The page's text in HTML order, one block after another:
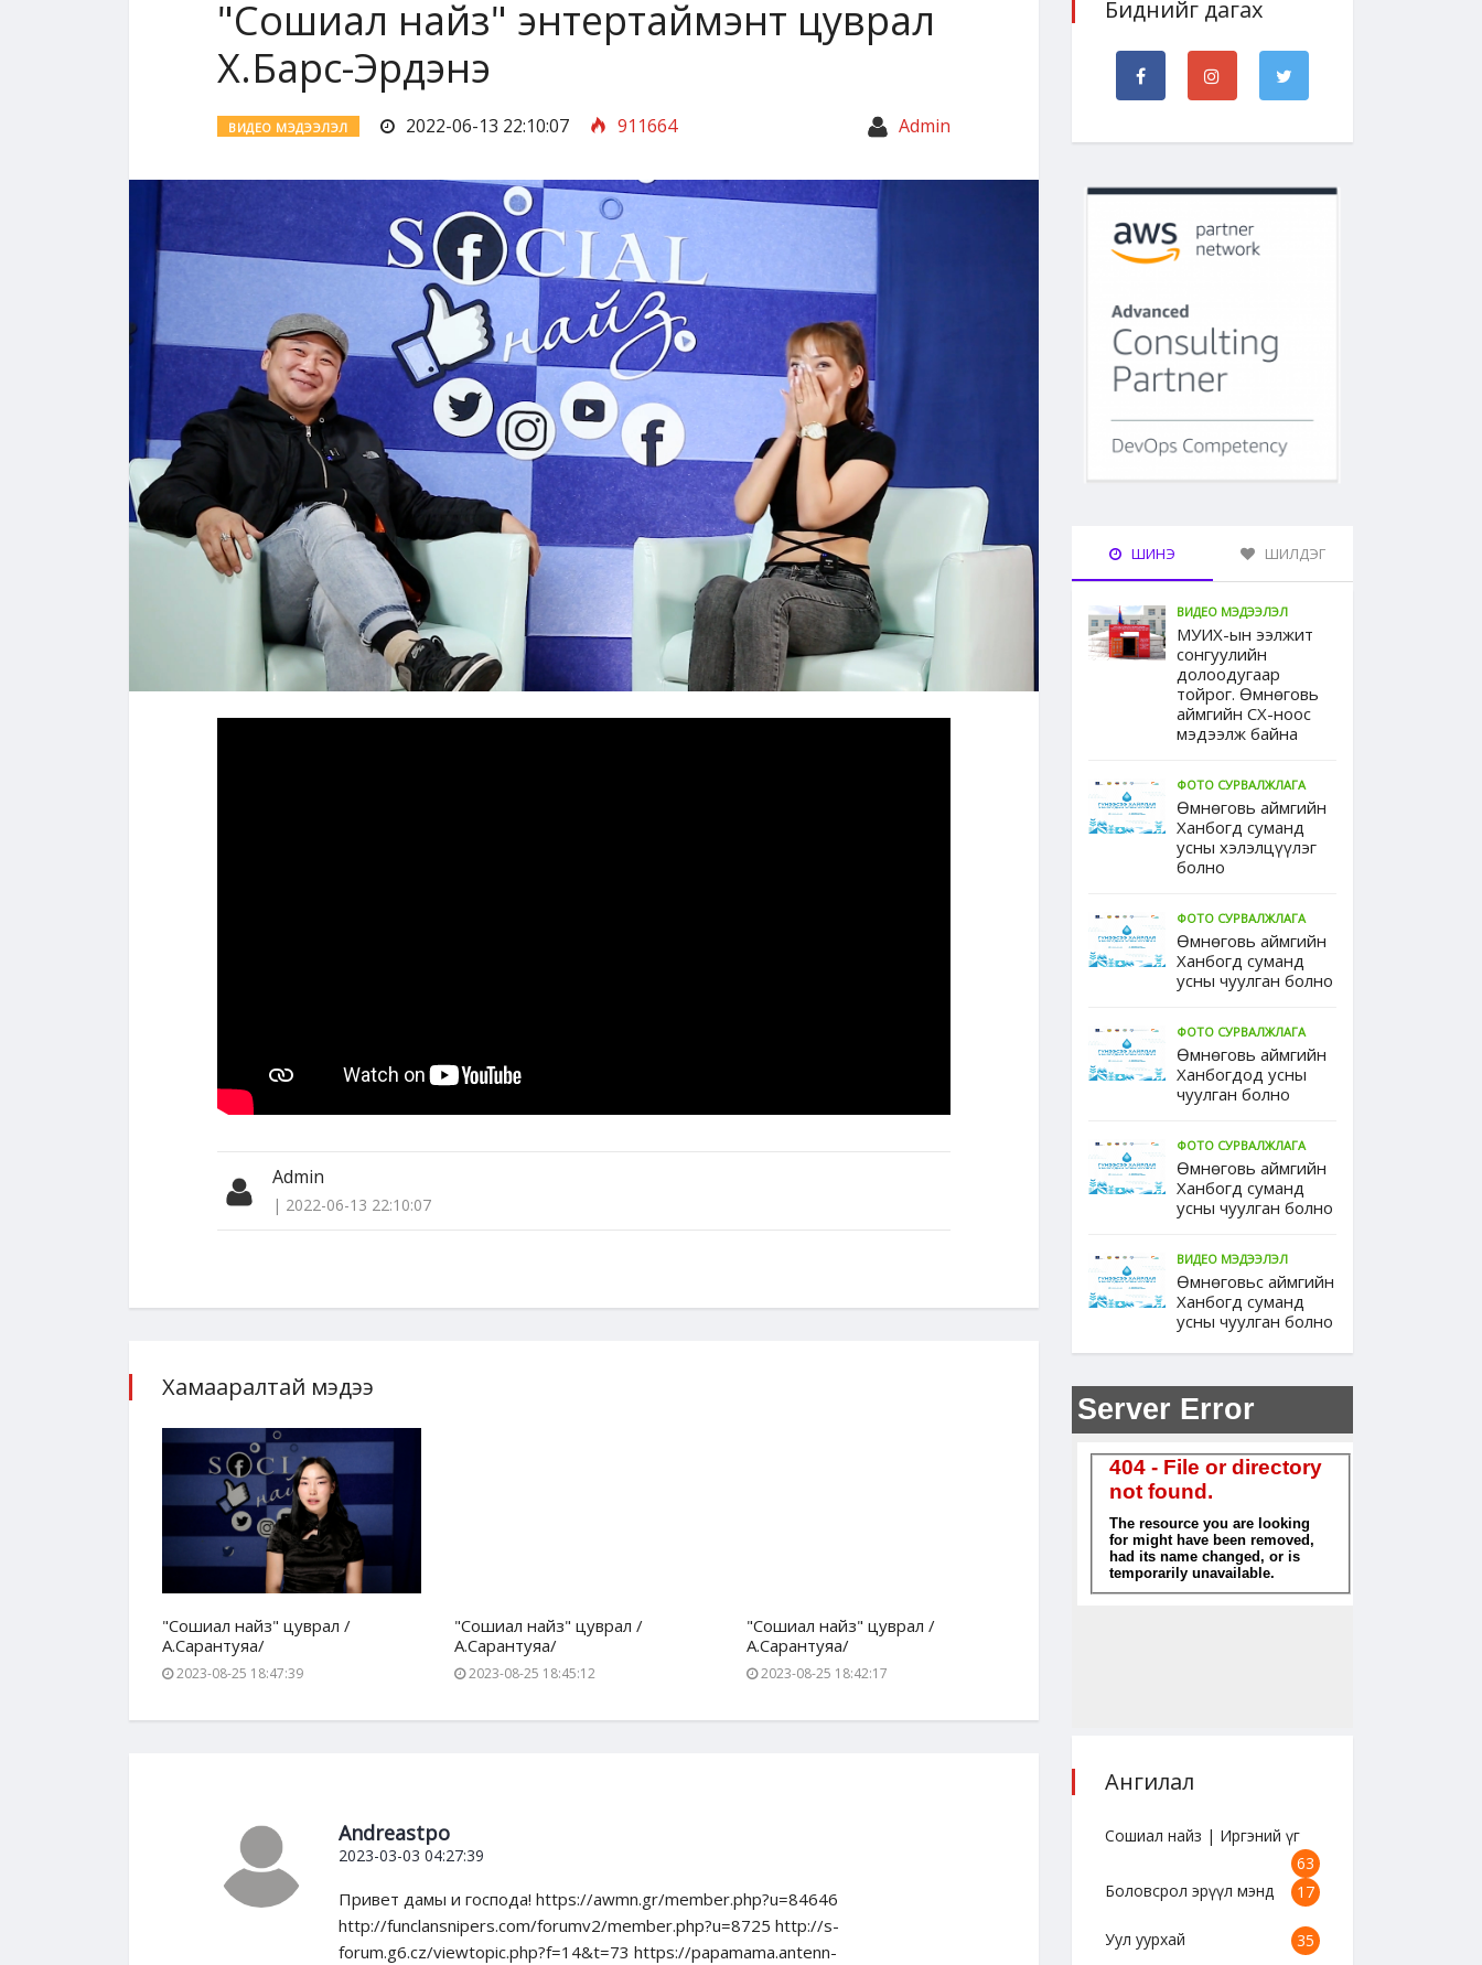
"Сошиал найз" энтертаймэнт цуврал
Х.Барс-Эрдэнэ
ВИДЕО МЭДЭЭЛЭЛ 2022-06-13 22:10:07 911664 Admin
Admin
| 2022-06-13 22:10:07
Хамааралтай мэдээ
"Сошиал найз" цуврал /
А.Сарантуяа/
2023-08-25 18:47:39
"Сошиал найз" цуврал /
А.Сарантуяа/
2023-08-25 18:45:12
"Сошиал найз" цуврал /
А.Сарантуяа/
2023-08-25 18:42:17
Andreastpo
2023-03-03 04:27:39
Привет дамы и господа! https://awmn.gr/member.php?u=84646
http://funclansnipers.com/forumv2/member.php?u=8725 http://s-
forum.g6.cz/viewtopic.php?f=14&t=73 https://papamama.antenn-
Биднийг дагах
ШИНЭ ШИЛДЭГ
ВИДЕО МЭДЭЭЛЭЛ
МУИХ-ын ээлжит
сонгуулийн
долоодугаар
тойрог. Өмнөговь
аймгийн СХ-ноос
мэдээлж байна
ФОТО СУРВАЛЖЛАГА
Өмнөговь аймгийн
Ханбогд суманд
усны хэлэлцүүлэг
болно
ФОТО СУРВАЛЖЛАГА
Өмнөговь аймгийн
Ханбогд суманд
усны чуулган болно
ФОТО СУРВАЛЖЛАГА
Өмнөговь аймгийн
Ханбогдод усны
чуулган болно
ФОТО СУРВАЛЖЛАГА
Өмнөговь аймгийн
Ханбогд суманд
усны чуулган болно
ВИДЕО МЭДЭЭЛЭЛ
Өмнөговьс аймгийн
Ханбогд суманд
усны чуулган болно
Ангилал
Сошиал найз | Иргэний үг
63
Боловсрол эрүүл мэнд
17
Уул уурхай 35